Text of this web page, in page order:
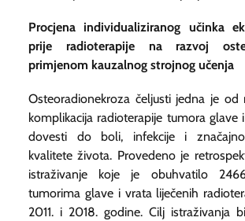
Procjena individualiziranog učinka
prije radioterapije na razvoj
primjenom kauzalnog strojnog učenja
Osteoradionekroza čeljusti jedna je od
komplikacija radioterapije tumora
dovesti do boli, infekcije i
kvalitete života. Provedeno je
istraživanje koje je obuhvatilo
tumorima glave i vrata liječenih
2011. i 2018. godine. Cilj istraživanja